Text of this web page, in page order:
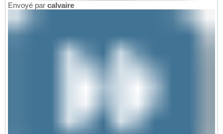
Envoyé par calvaire